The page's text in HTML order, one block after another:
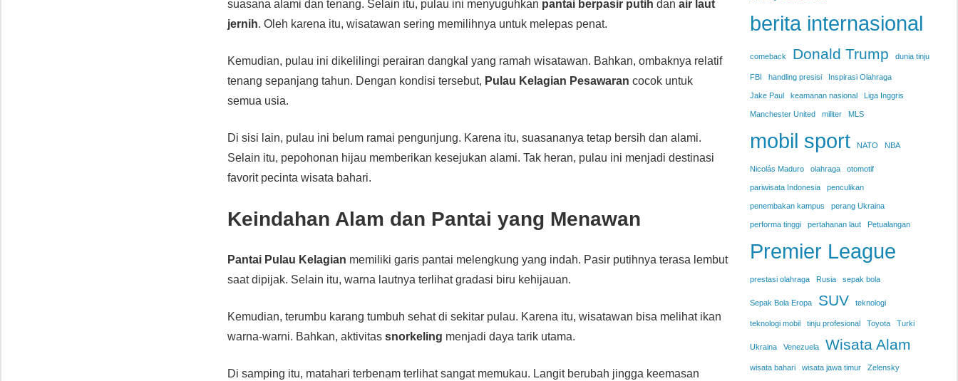
suasana alami dan tenang. Selain itu, pulau ini menyuguhkan pantai berpasir putih danair laut
jernih. Oleh karena itu, wisatawan sering memilihnya untuk melepas penat.
Kemudian, pulau ini dikelilingi perairan dangkal yang ramah wisatawan. Bahkan, ombaknya relatif
tenang sepanjang tahun. Dengan kondisi tersebut, Pulau Kelagian Pesawaran cocok untuk
semua usia.
Di sisi lain, pulau ini belum ramai pengunjung. Karena itu, suasananya tetap bersih dan alami.
Selain itu, pepohonan hijau memberikan kesejukan alami. Tak heran, pulau ini menjadi destinasi
favorit pecinta wisata bahari.
Keindahan Alam dan Pantai yang Menawan
Pantai Pulau Kelagian memiliki garis pantai melengkung yang indah. Pasir putihnya terasa lembut
saat dipijak. Selain itu, warna lautnya terlihat gradasi biru kehijauan.
Kemudian, terumbu karang tumbuh sehat di sekitar pulau. Karena itu, wisatawan bisa melihat ikan
warna-warni. Bahkan, aktivitassnorkeling menjadi daya tarik utama.
Di samping itu, matahari terbenam terlihat sangat memukau. Langit berubah jingga keemasan
berita internasional
comeback Donald Trump dunia tinju
FBI handling presisi Inspirasi Olahraga
Jake Paul keamanan nasional Liga Inggris
Manchester United militer MLS
mobil sport NATO NBA
Nicolás Maduro olahraga otomotif
pariwisata Indonesia penculikan
penembakan kampus perang Ukraina
performa tinggi pertahanan laut Petualangan
Premier League
prestasi olahraga Rusia sepak bola
Sepak Bola Eropa SUV teknologi
teknologi mobil tinju profesional Toyota Turki
Ukraina Venezuela Wisata Alam
wisata bahari wisata jawa timur Zelensky